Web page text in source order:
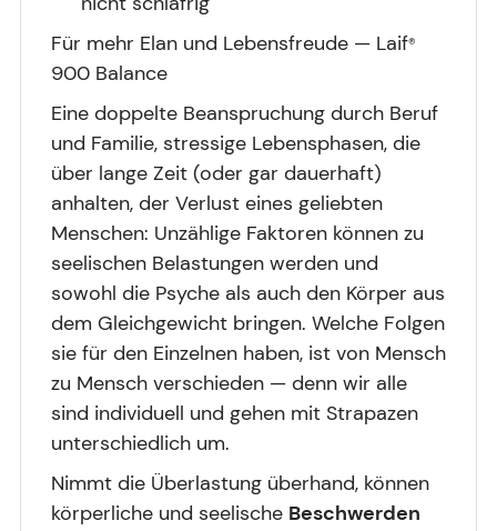
Für mehr Elan und Lebensfreude — Laif®
900 Balance
Eine doppelte Beanspruchung durch Beruf
und Familie, stressige Lebensphasen, die
über lange Zeit (oder gar dauerhaft)
anhalten, der Verlust eines geliebten
Menschen: Unzählige Faktoren können zu
seelischen Belastungen werden und
sowohl die Psyche als auch den Körper aus
dem Gleichgewicht bringen. Welche Folgen
sie für den Einzelnen haben, ist von Mensch
zu Mensch verschieden — denn wir alle
sind individuell und gehen mit Strapazen
unterschiedlich um.
Nimmt die Überlastung überhand, können
körperliche und seelische Beschwerden